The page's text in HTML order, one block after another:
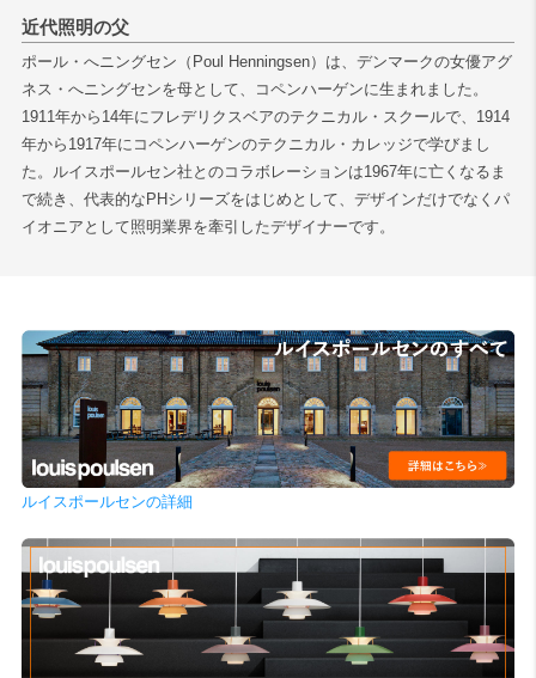
近代照明の父
ポール・へニングセン（Poul Henningsen）は、デンマークの女優アグ
ネス・へニングセンを母として、コペンハーゲンに生まれました。
1911年から14年にフレデリクスベアのテクニカル・スクールで、1914
年から1917年にコペンハーゲンのテクニカル・カレッジで学びまし
た。ルイスポールセン社とのコラボレーションは1967年に亡くなるま
で続き、代表的なPHシリーズをはじめとして、デザインだけでなくパ
イオニアとして照明業界を牽引したデザイナーです。
ルイスポールセンの詳細